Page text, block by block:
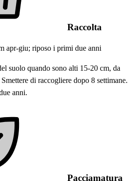
Raccolta
apr-giu; riposo i primi due anni
suolo quando sono alti 15-20 cm, da
di raccogliere dopo 8 settimane.
anni.
Pacciamatura